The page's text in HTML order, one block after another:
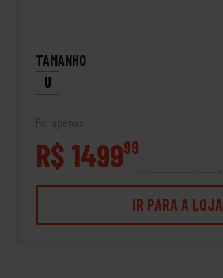
TAMANHO
U
Por apenas
R$ 149999
IR PARA A LOJA